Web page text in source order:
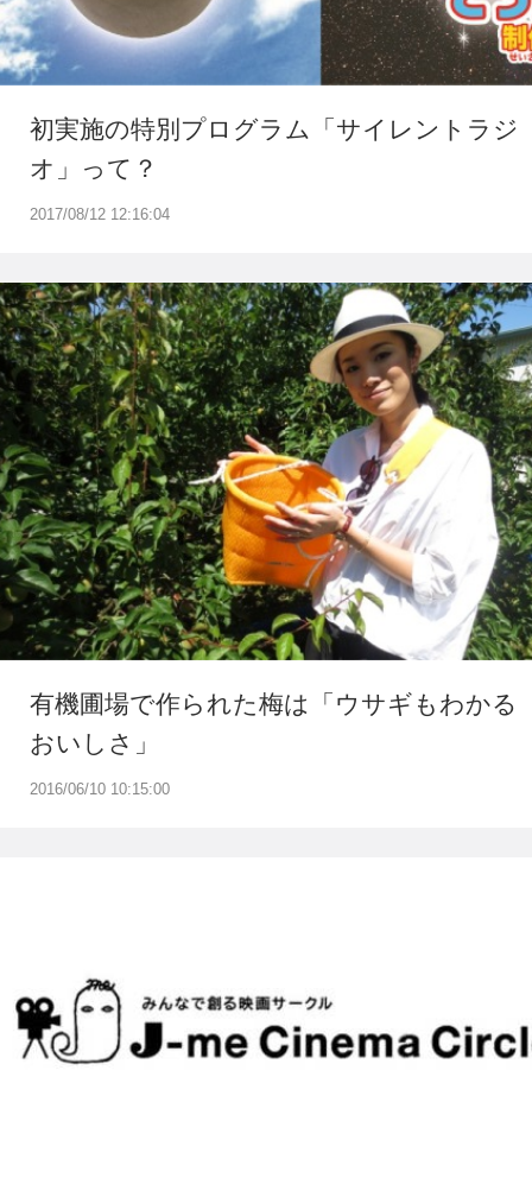
2017/08/12 12:16:04
初実施の特別プログラム「サイレントラジ
オ」って？
2016/06/10 10:15:00
有機圃場で作られた梅は「ウサギもわかる
おいしさ」